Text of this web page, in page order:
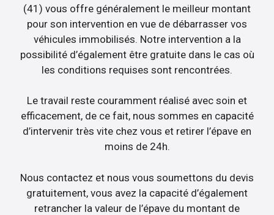
(41) vous offre généralement le meilleur montant
pour son intervention en vue de débarrasser vos
véhicules immobilisés. Notre intervention a la
possibilité d’également être gratuite dans le cas où
les conditions requises sont rencontrées.
Le travail reste couramment réalisé avec soin et
efficacement, de ce fait, nous sommes en capacité
d’intervenir très vite chez vous et retirer l’épave en
moins de 24h.
Nous contactez et nous vous soumettons du devis
gratuitement, vous avez la capacité d’également
retrancher la valeur de l’épave du montant de